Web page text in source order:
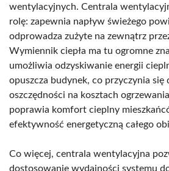
wentylacyjnych. Centrala
rolę: zapewnia napływ świeżego
odprowadza zużyte na zewnątrz
Wymiennik ciepła ma tu ogromne
umożliwia odzyskiwanie energii
opuszcza budynek, co przyczynia się
oszczędności na kosztach
poprawia komfort cieplny
efektywność energetyczną całego
Co więcej, centrala wentylacyjna
dostosowanie wydajności systemu